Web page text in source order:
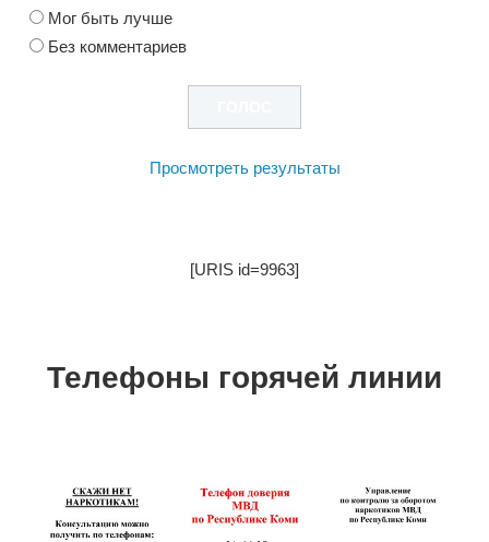
Мог быть лучше
Без комментариев
Просмотреть результаты
[URIS id=9963]
Телефоны горячей линии